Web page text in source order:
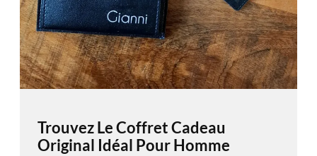
Trouvez Le Coffret Cadeau
Original Idéal Pour Homme